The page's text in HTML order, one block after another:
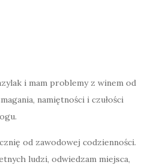
i mam problemy z winem od
namiętności i czułości
od zawodowej codzienności.
ludzi, odwiedzam miejsca,